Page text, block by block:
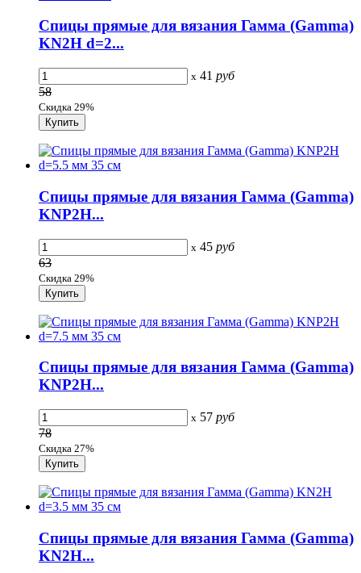
Спицы прямые для вязания Гамма (Gamma)
KN2H d=2...
x 41 руб
58
Скидка 29%
Спицы прямые для вязания Гамма (Gamma)
KNP2H...
x 45 руб
63
Скидка 29%
Спицы прямые для вязания Гамма (Gamma)
KNP2H...
x 57 руб
78
Скидка 27%
Спицы прямые для вязания Гамма (Gamma)
KN2H...